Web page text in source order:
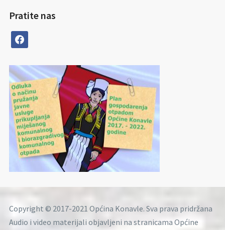
Pratite nas
facebook
Copyright © 2017-2021 Općina Konavle. Sva prava pridržana
Audio i video materijali objavljeni na stranicama Općine